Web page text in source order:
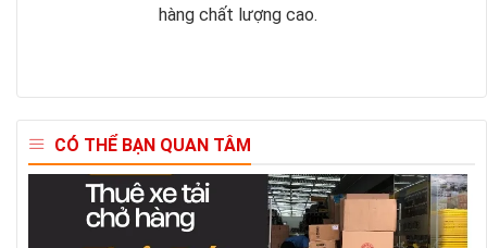
hàng chất lượng cao.
CÓ THỂ BẠN QUAN TÂM